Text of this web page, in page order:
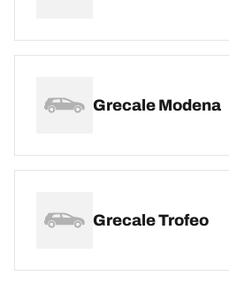
Grecale Modena
Grecale Trofeo